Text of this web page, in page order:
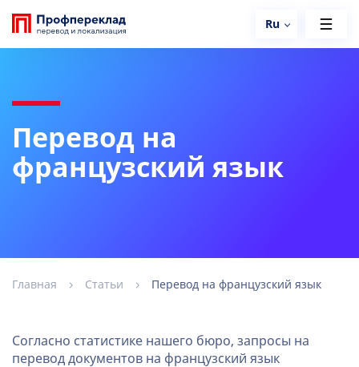
Ru
Перевод на
французский язык
Главная Статьи Перевод на французский язык
Согласно статистике нашего бюро, запросы на
перевод документов на французский язык